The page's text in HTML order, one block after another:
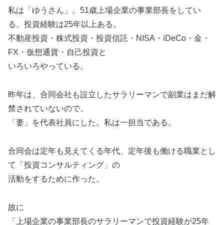
私は「ゆうさん」。51歳上場企業の事業部長をしてい
る。投資経験は25年以上ある。
不動産投資・株式投資・投資信託・NISA・iDeCo・金・
FX・仮想通貨・自己投資と
いろいろやっている。
昨年は、合同会社も設立したサラリーマンで副業はまだ解
禁されていないので、
「妻」を代表社員にした。私は一担当である。
合同会は定年も見えてくる年代、定年後も働ける職業とし
て「投資コンサルティング」の
活動をするために作った。
故に
「上場企業の事業部長のサラリーマンで投資経験が25年